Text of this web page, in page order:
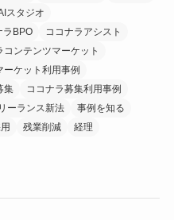
スタジオ
ラBPO
ココナラアシスト
コンテンツマーケット
ーケット利用事例
集
ココナラ募集利用事例
ーランス新法
事例を知る
残業削減 経理